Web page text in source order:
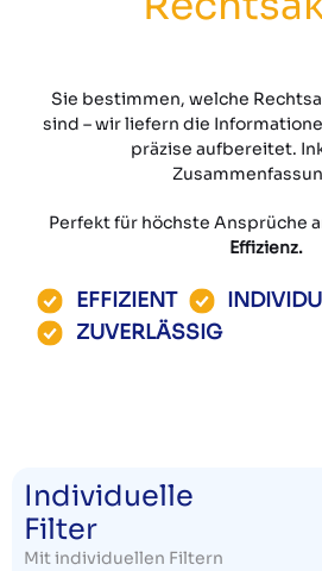
Sie bestimmen, welche
sind – wir liefern die
präzise aufbereitet.
Perfekt für höchste Ansprüche
Effizienz.
EFFIZIENT
ZUVERLÄSSIG
Individuelle
Filter
Mit individuellen Filtern